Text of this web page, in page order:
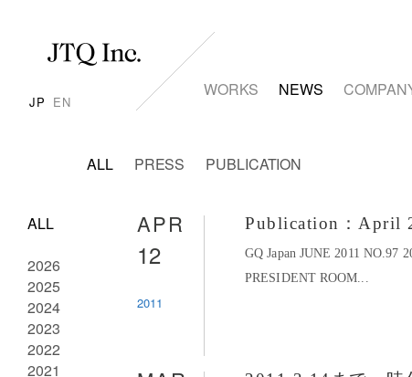
JP EN
WORKS NEWS
ALL PRESS PUBLICATION
ALL
2026
2025
2024
2023
2022
2021
APR
12
2011
Publication：April
GQ Japan JUNE 2011 NO.97
PRESIDENT ROOM...